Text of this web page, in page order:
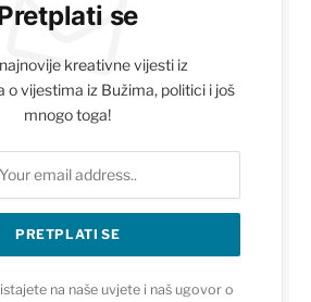
se
kreativne vijesti iz
o vijestima iz Bužima, politici i još
mnogo toga!
na naše uvjete i naš ugovor o